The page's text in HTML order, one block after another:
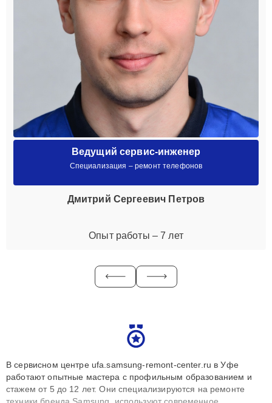
Ведущий сервис-инженер
Специализация – ремонт телефонов
Дмитрий Сергеевич Петров
Опыт работы – 7 лет
В сервисном центре ufa.samsung-remont-center.ru в Уфе
работают опытные мастера с профильным образованием и
стажем от 5 до 12 лет. Они специализируются на ремонте
техники бренда Samsung, используют современное